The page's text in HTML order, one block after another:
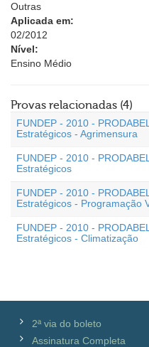
Outras
Aplicada em:
02/2012
Nível:
Ensino Médio
Provas relacionadas (4)
FUNDEP - 2010 -
Estratégicos - Agrimensura
FUNDEP - 2010 -
Estratégicos
FUNDEP - 2010 -
Estratégicos - Programação
FUNDEP - 2010 -
Estratégicos - Climatização
2ª via do boleto
Assinatura Completa